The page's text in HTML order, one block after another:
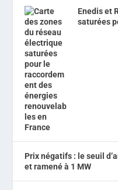
Enedis et
saturées
Prix négatifs : le seuil
et ramené à 1 MW